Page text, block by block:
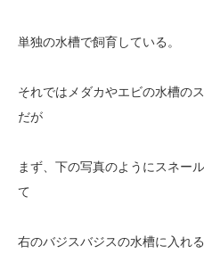
単独の水槽で飼育している。
それではメダカやエビの水槽の
だが
まず、下の写真のようにスネー
て
右のバジスバジスの水槽に入れ